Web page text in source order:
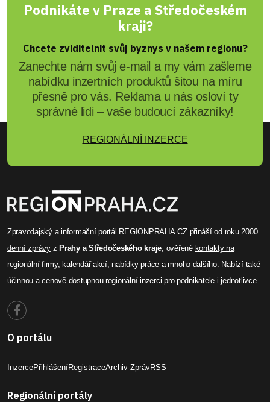
Podnikáte v Praze a Středočeském
kraji?
Chcete zviditelnit svůj byznys v našem regionu?
Zanechte nám svůj e-mail a my vám zašleme
nabídku inzertních produktů šitou na míru
přesně pro vás. Reklama u nás osloví ty
správné lidi – vaše budoucí zákazníky!
REGIONÁLNÍ INZERCE
Zpravodajský a informační portál REGIONPRAHA.CZ přináší od roku 2000
denní zprávyz Prahy a Středočeského kraje , ověřené kontakty na
regionální firmy, kalendář akcí,nabídky práce a mnoho dalšího. Nabízí také
účinnou a cenově dostupnou regionální inzerci pro podnikatele i jednotlivce.
O portálu
InzercePřihlášeníRegistraceArchiv ZprávRSS
Regionální portály